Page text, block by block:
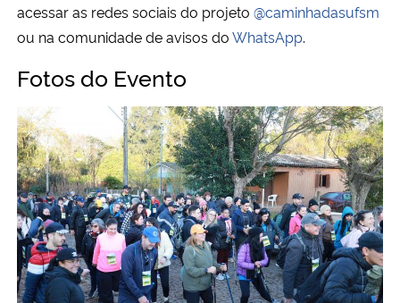
acessar as redes sociais do projeto @caminhadasufsm
ou na comunidade de avisos doWhatsApp.
Fotos do Evento